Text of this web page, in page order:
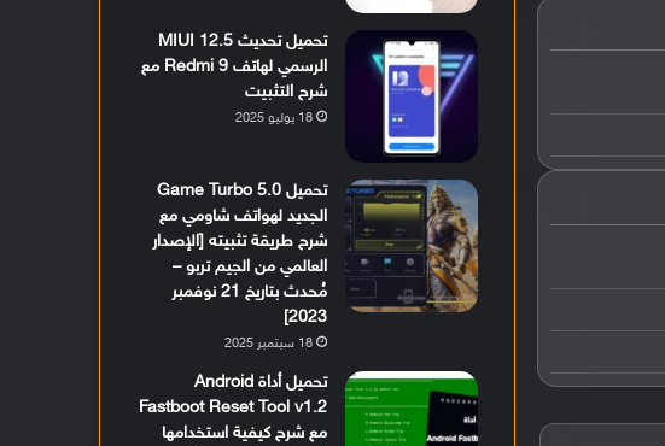
تحميل تحديث MIUI 12.5
الرسمي لهاتف Redmi 9 مع
شرح التثبيت
18 يوليو 2025
تحميل Game Turbo 5.0
الجديد لهواتف شاومي مع
شرح طريقة تثبيته [الإصدار
العالمي من الجيم تربو –
مُحدث بتاريخ 21 نوفمبر
2023]
18 سبتمبر 2025
تحميل أداة Android
Fastboot Reset Tool v1.2
مع شرح كيفية استخدامها